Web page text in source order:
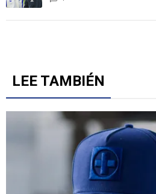
LEE TAMBIÉN